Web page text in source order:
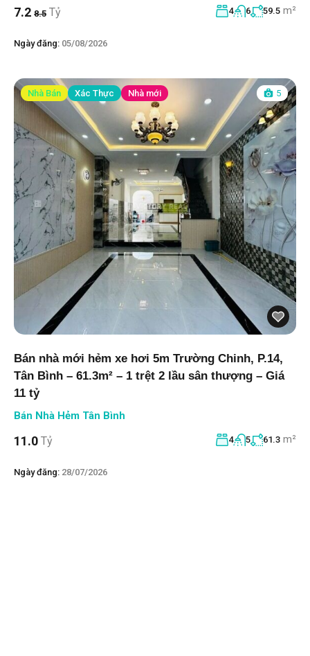
7.2 8.5 Tỷ 4 6 59.5 m²
Ngày đăng: 05/08/2026
Nhà Bán Xác Thực Nhà mới 5
Bán nhà mới hẻm xe hơi 5m Trường Chinh, P.14,
Tân Bình – 61.3m² – 1 trệt 2 lầu sân thượng – Giá
11 tỷ
Bán Nhà Hẻm Tân Bình
11.0 Tỷ 4 5 61.3 m²
Ngày đăng: 28/07/2026